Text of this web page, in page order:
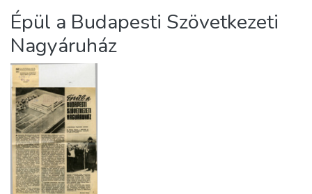
Statistics
About us
Épül a Budapesti Szövetkezeti
Nagyáruház